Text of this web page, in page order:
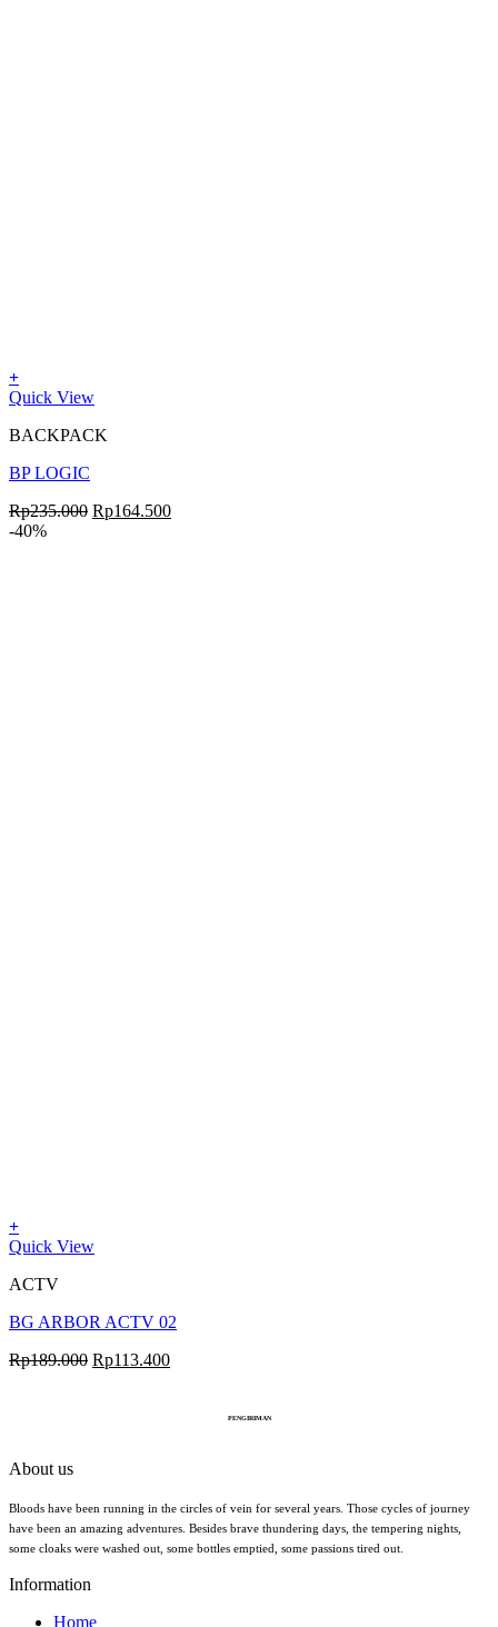
+
Quick View
BACKPACK
BP LOGIC
Rp235.000 Rp164.500
-40%
+
Quick View
ACTV
BG ARBOR ACTV 02
Rp189.000 Rp113.400
PENGIRIMAN
About us
Bloods have been running in the circles of vein for several years. Those cycles of journey
have been an amazing adventures. Besides brave thundering days, the tempering nights,
some cloaks were washed out, some bottles emptied, some passions tired out.
Information
Home